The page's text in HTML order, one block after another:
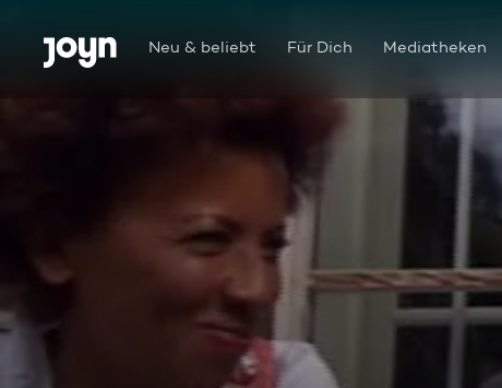
Zum Inhalt springen
Barrierefrei Neu & beliebt Für Dich Mediatheken